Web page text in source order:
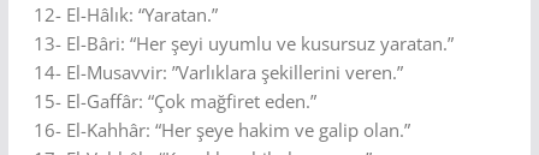
12- El-Hâlık: “Yaratan.”
13- El-Bâri: “Her şeyi uyumlu ve kusursuz yaratan.”
14- El-Musavvir: ”Varlıklara şekillerini veren.”
15- El-Gaffâr: “Çok mağfiret eden.”
16- El-Kahhâr: “Her şeye hakim ve galip olan.”